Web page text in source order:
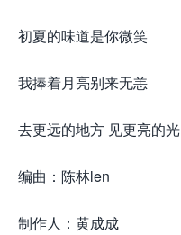
初夏的味道是你微笑
我捧着月亮别来无恙
去更远的地方 见更亮的光
编曲：陈林len
制作人：黄成成